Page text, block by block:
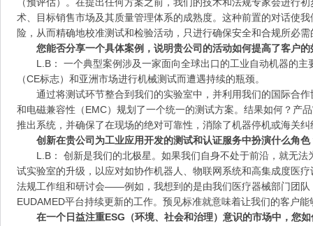
术、目标销售市场及其质量管理体系的成熟度。这种前置的对话使
险，从而精确地校准测试和检验活动，只进行确保安全和合规所必
您能否分享一个具体案例，说明贵公司的活动如何提高了客户
L.B： 一个典型案例涉及一家面向全球出口的工业自动机器的
（CE标志）和亚洲市场进行机械测试而遭遇持续的瓶颈。
通过将测试环节整合到我们的实验室中，并利用我们的国际合
和电磁兼容性（EMC）规划了一个统一的测试方案。结果如何？产
推出系统，并确保了在现场的绝对可靠性，消除了机器停机或海关纠
创新在贵公司为工业应用开发的测试和认证服务中扮演什么角色
L.B： 创新是我们的北极星。如果我们自身不处于前沿，就无
试实验室的升级，以应对如协作机器人、物联网系统和高集成度医
法规工作组和研讨会——例如，我想到的是由我们医疗器械部门团队
EUDAMED平台持续更新的工作。预见标准就意味着让我们的客户
在一个日益注重ESG（环境、社会和治理）意识的市场中，您